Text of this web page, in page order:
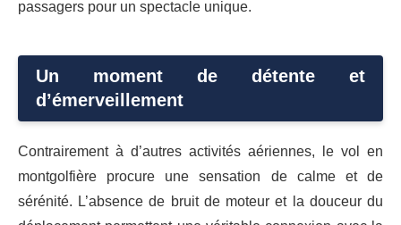
passagers pour un spectacle unique.
Un moment de détente et
d’émerveillement
Contrairement à d’autres activités aériennes, le vol en
montgolfière procure une sensation de calme et de
sérénité. L’absence de bruit de moteur et la douceur du